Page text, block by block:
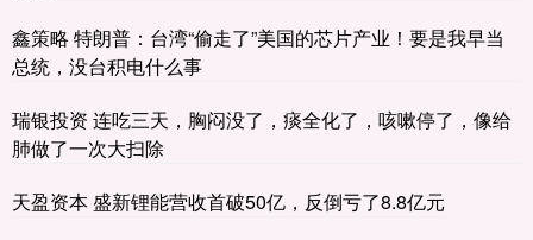
鑫策略 特朗普：台湾“偷走了”美国的芯片产业！要是我早当
总统，没台积电什么事
瑞银投资 连吃三天，胸闷没了，痰全化了，咳嗽停了，像给
肺做了一次大扫除
天盈资本 盛新锂能营收首破50亿，反倒亏了8.8亿元